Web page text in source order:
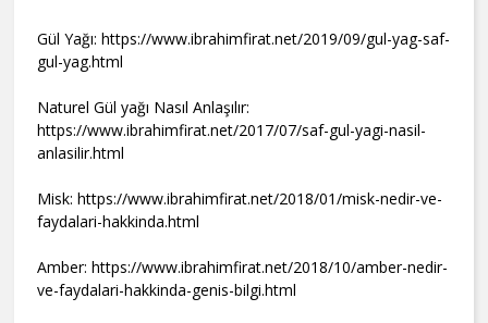
Gül Yağı: https://www.ibrahimfirat.net/2019/09/gul-yag-saf-
gul-yag.html
Naturel Gül yağı Nasıl Anlaşılır:
https://www.ibrahimfirat.net/2017/07/saf-gul-yagi-nasil-
anlasilir.html
Misk: https://www.ibrahimfirat.net/2018/01/misk-nedir-ve-
faydalari-hakkinda.html
Amber: https://www.ibrahimfirat.net/2018/10/amber-nedir-
ve-faydalari-hakkinda-genis-bilgi.html